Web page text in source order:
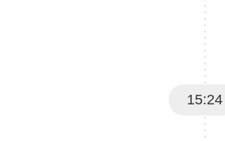
15:24